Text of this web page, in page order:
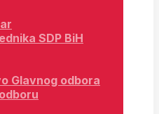
SDP BiH
Glavnog odbora